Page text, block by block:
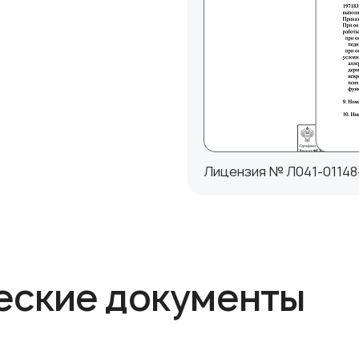
Лицензия № Л041-
документы